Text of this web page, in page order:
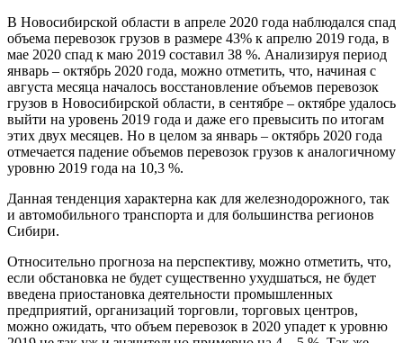
В Новосибирской области в апреле 2020 года наблюдался спад
объема перевозок грузов в размере 43% к апрелю 2019 года, в
мае 2020 спад к маю 2019 составил 38 %. Анализируя период
январь – октябрь 2020 года, можно отметить, что, начиная с
августа месяца началось восстановление объемов перевозок
грузов в Новосибирской области, в сентябре – октябре удалось
выйти на уровень 2019 года и даже его превысить по итогам
этих двух месяцев. Но в целом за январь – октябрь 2020 года
отмечается падение объемов перевозок грузов к аналогичному
уровню 2019 года на 10,3 %.
Данная тенденция характерна как для железнодорожного, так
и автомобильного транспорта и для большинства регионов
Сибири.
Относительно прогноза на перспективу, можно отметить, что,
если обстановка не будет существенно ухудшаться, не будет
введена приостановка деятельности промышленных
предприятий, организаций торговли, торговых центров,
можно ожидать, что объем перевозок в 2020 упадет к уровню